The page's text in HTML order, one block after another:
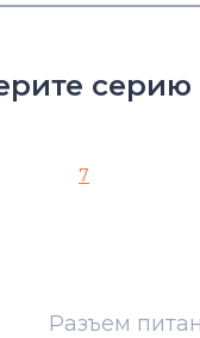
серию
7
Разъем